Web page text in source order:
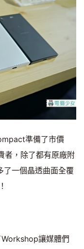
準備了市價
者，除了都有原廠附
了一個晶透曲面全覆
讓媒體們